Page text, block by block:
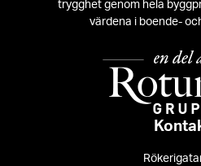
trygghet genom hela
värdena i boende-